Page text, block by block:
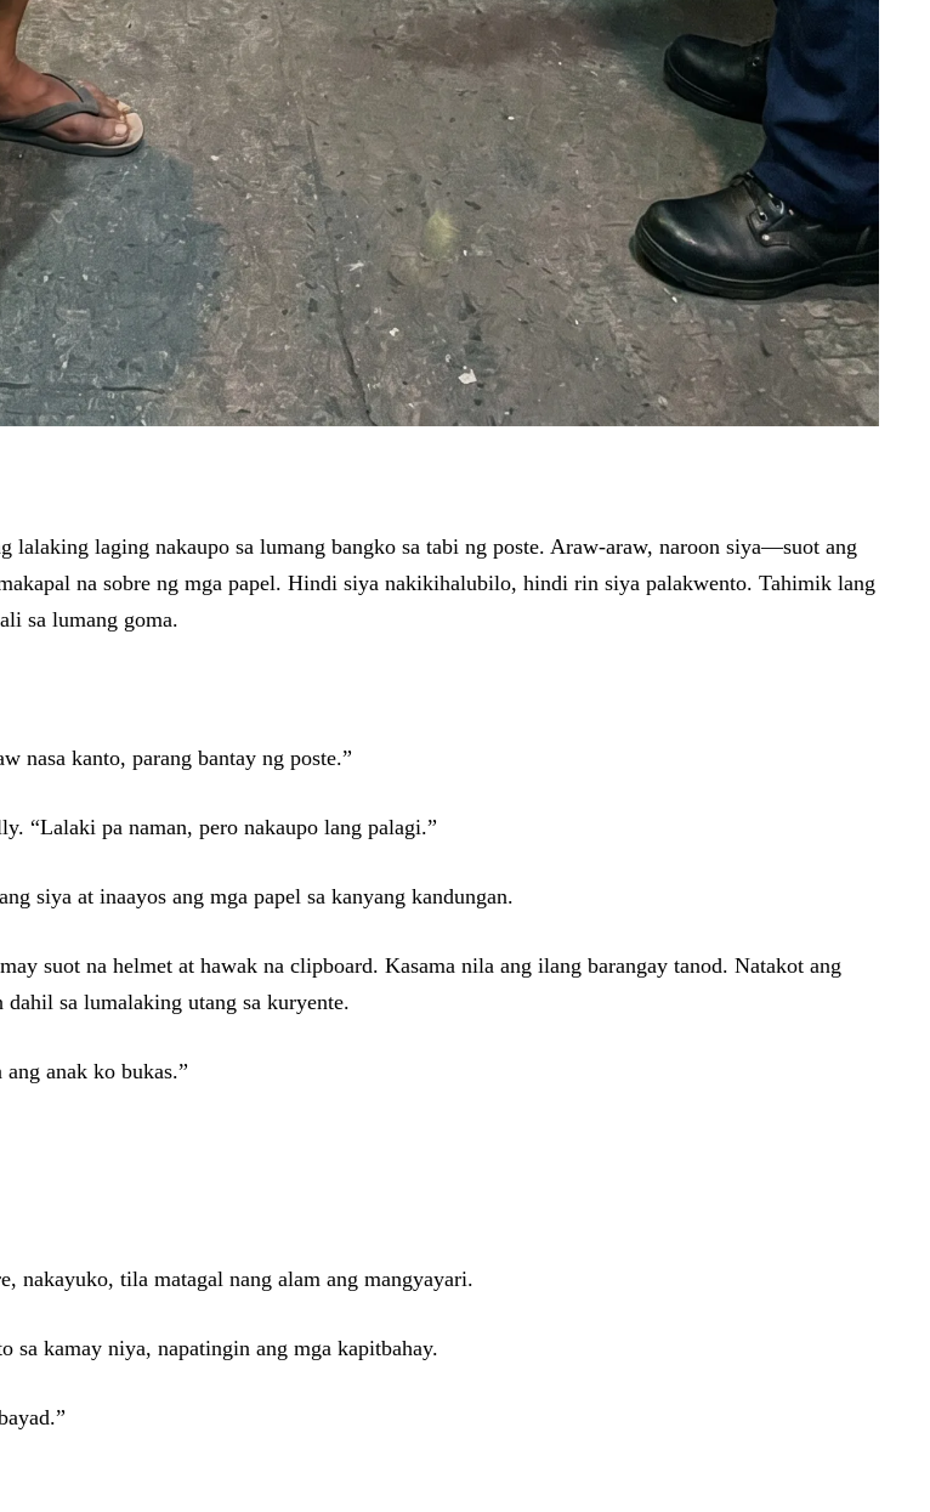
lalaking laging nakaupo sa lumang bangko sa tabi ng poste. Araw-araw, naroon siya—suot ang
na sobre ng mga papel. Hindi siya nakikihalubilo, hindi rin siya palakwento. Tahimik lang
sa lumang goma.
nasa kanto, parang bantay ng poste.”
“Lalaki pa naman, pero nakaupo lang palagi.”
siya at inaayos ang mga papel sa kanyang kandungan.
suot na helmet at hawak na clipboard. Kasama nila ang ilang barangay tanod. Natakot ang
sa lumalaking utang sa kuryente.
anak ko bukas.”
nakayuko, tila matagal nang alam ang mangyayari.
sa kamay niya, napatingin ang mga kapitbahay.